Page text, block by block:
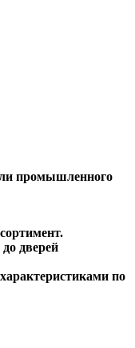
промышленного
дверей
по